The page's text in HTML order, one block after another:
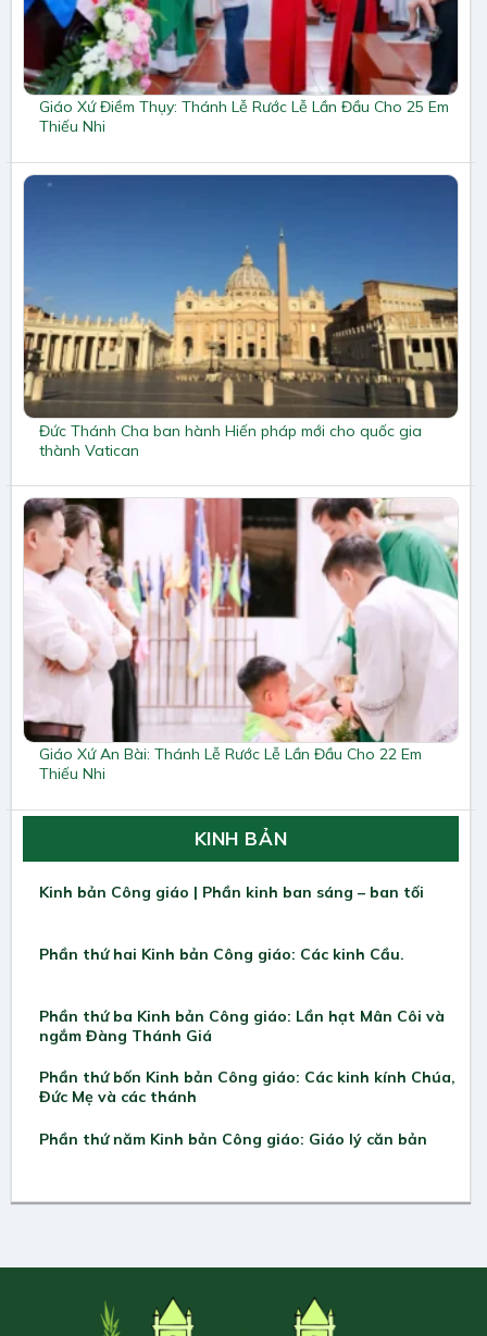
Giáo Xứ Điềm Thụy: Thánh Lễ Rước Lễ Lần Đầu Cho 25 Em
Thiếu Nhi
Đức Thánh Cha ban hành Hiến pháp mới cho quốc gia
thành Vatican
Giáo Xứ An Bài: Thánh Lễ Rước Lễ Lần Đầu Cho 22 Em
Thiếu Nhi
KINH BẢN
Kinh bản Công giáo | Phần kinh ban sáng – ban tối
Phần thứ hai Kinh bản Công giáo: Các kinh Cầu.
Phần thứ ba Kinh bản Công giáo: Lần hạt Mân Côi và
ngắm Đàng Thánh Giá
Phần thứ bốn Kinh bản Công giáo: Các kinh kính Chúa,
Đức Mẹ và các thánh
Phần thứ năm Kinh bản Công giáo: Giáo lý căn bản